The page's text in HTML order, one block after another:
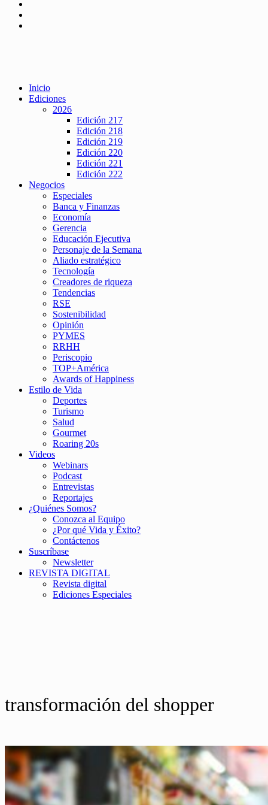
Inicio
Ediciones
2026
Edición 217
Edición 218
Edición 219
Edición 220
Edición 221
Edición 222
Negocios
Especiales
Banca y Finanzas
Economía
Gerencia
Educación Ejecutiva
Personaje de la Semana
Aliado estratégico
Tecnología
Creadores de riqueza
Tendencias
RSE
Sostenibilidad
Opinión
PYMES
RRHH
Periscopio
TOP+América
Awards of Happiness
Estilo de Vida
Deportes
Turismo
Salud
Gourmet
Roaring 20s
Videos
Webinars
Podcast
Entrevistas
Reportajes
¿Quiénes Somos?
Conozca al Equipo
¿Por qué Vida y Éxito?
Contáctenos
Suscríbase
Newsletter
REVISTA DIGITAL
Revista digital
Ediciones Especiales
transformación del shopper